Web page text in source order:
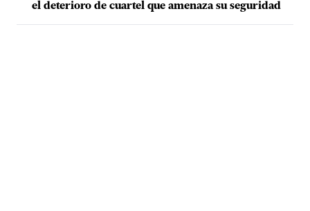
el deterioro de cuartel que amenaza su seguridad